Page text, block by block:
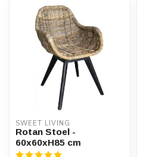
SWEET LIVING
Rotan Stoel -
60x60xH85 cm